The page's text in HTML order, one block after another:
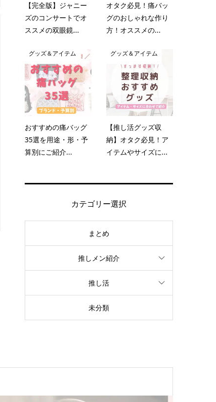
【完全版】ジャニー
ズのコンサートでオ
ススメの双眼鏡...
オタク必見！痛バッ
グのおしゃれな作り
方！オススメの...
グッズ＆アイテム
おすすめの痛バッグ
35選を用途・形・予
算別にご紹介...
グッズ＆アイテム
【推し活グッズ収
納】オタク必見！ア
イテムやサイズに...
カテゴリー選択
まとめ
推しメン紹介
推し活
未分類